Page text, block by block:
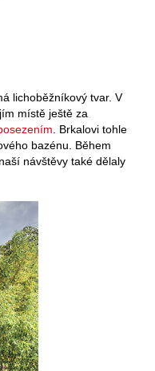
lichoběžníkový tvar. V
místě ještě za
. Brkalovi tohle
bazénu. Během
návštěvy také dělaly